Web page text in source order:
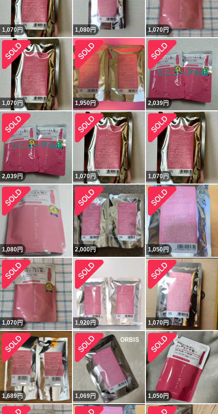
1,070円 1,080円 1,070円
1,070円 1,950円 2,039円
2,039円 1,070円 1,070円
1,080円 2,000円 1,050円
1,070円 1,920円 1,070円
1,689円 1,069円 1,050円